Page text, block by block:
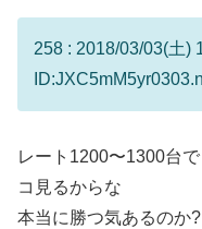
258 : 2018/03/03(土)
レート1200〜1300台
コ見るからな
本当に勝つ気あるのか